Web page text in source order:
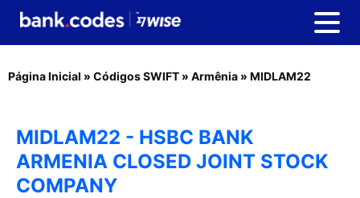
Página Inicial » Códigos SWIFT » Armênia » MIDLAM22
MIDLAM22 - HSBC BANK
ARMENIA CLOSED JOINT STOCK
COMPANY